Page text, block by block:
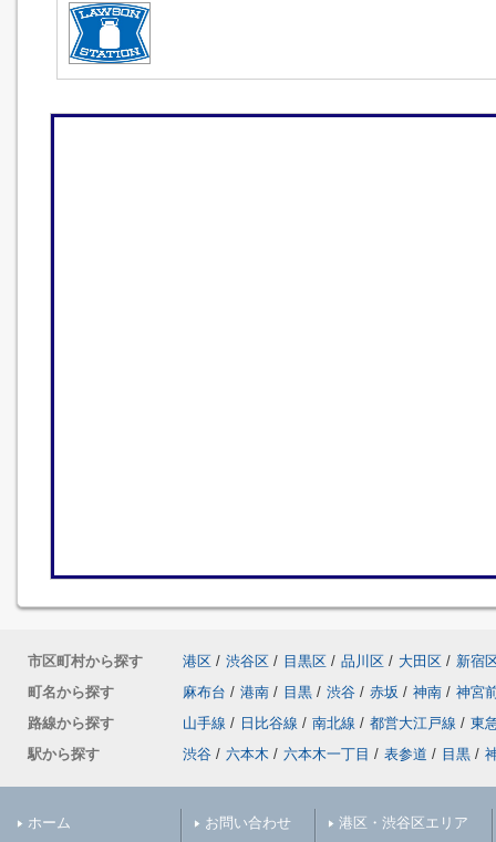
市区町村から探す 港区 / 渋谷区 / 目黒区 / 品川区 / 大田区 / 新宿
町名から探す
麻布台 / 港南 / 目黒 / 渋谷 / 赤坂 / 神南 / 神宮
路線から探す
山手線 / 日比谷線 / 南北線 / 都営大江戸線 / 東
駅から探す
渋谷 / 六本木 / 六本木一丁目 / 表参道 / 目黒 /
ホーム
お問い合わせ
港区・渋谷区エリア